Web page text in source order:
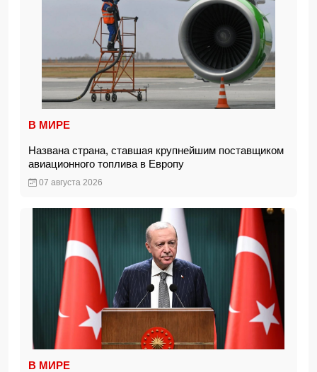
В МИРЕ
Названа страна, ставшая крупнейшим поставщиком
авиационного топлива в Европу
07 августа 2026
В МИРЕ